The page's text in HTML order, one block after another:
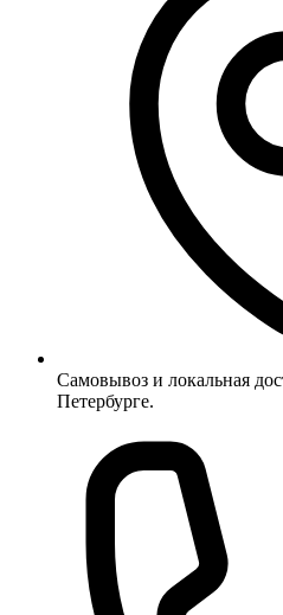
Самовывоз и локальная
Петербурге.